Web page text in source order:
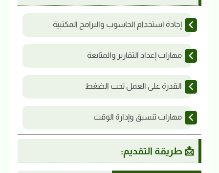
إجادة استخدام الحاسوب والبرامج المكتبية
مهارات إعداد التقارير والمتابعة
القدرة على العمل تحت الضغط
مهارات تنسيق وإدارة الوقت
📩 طريقة التقديم: